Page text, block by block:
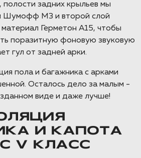
задних крыльев мы
Шумофф М3 и второй слой
Герметон А15, чтобы
поразитную фоновую звуковую
гул от задней арки.
пола и багажника с арками
Осталось дело за малым -
виде и даже лучше!
И КАПОТА
V КЛАСС